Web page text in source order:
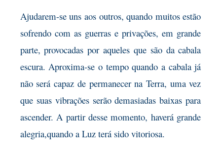
Ajudarem-se uns aos outros, quando muitos estão
sofrendo com as guerras e privações, em grande
parte, provocadas por aqueles que são da cabala
escura. Aproxima-se o tempo quando a cabala já
não será capaz de permanecer na Terra, uma vez
que suas vibrações serão demasiadas baixas para
ascender. A partir desse momento, haverá grande
alegria,quando a Luz terá sido vitoriosa.